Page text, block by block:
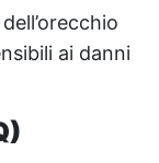
ai danni